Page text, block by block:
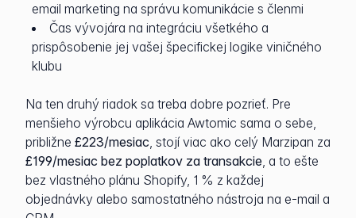
email marketing na správu komunikácie s členmi
Čas vývojára na integráciu všetkého a
prispôsobenie jej vašej špecifickej logike viničného
klubu
Na ten druhý riadok sa treba dobre pozrieť. Pre
menšieho výrobcu aplikácia Awtomic sama o sebe,
približne £223/mesiac, stojí viac ako celý Marzipan za
£199/mesiac bez poplatkov za transakcie, a to ešte
bez vlastného plánu Shopify, 1 % z každej
objednávky alebo samostatného nástroja na e-mail a